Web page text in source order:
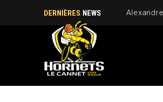
DERNIÈRES NEWS